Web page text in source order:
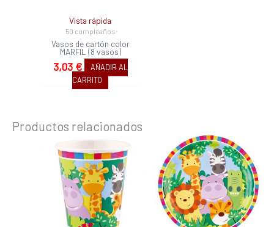
Vista rápida
50 cumpleaños
Vasos de cartón color
MARFIL (8 vasos)
3,03 €
AÑADIR AL
CARRITO
Productos relacionados